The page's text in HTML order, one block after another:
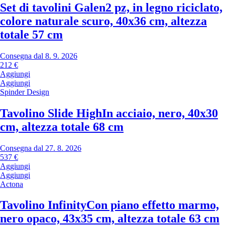
Set di tavolini Galen2 pz, in legno riciclato,
colore naturale scuro, 40x36 cm, altezza
totale 57 cm
Consegna dal 8. 9. 2026
212 €
Aggiungi
Aggiungi
Spinder Design
Tavolino Slide HighIn acciaio, nero, 40x30
cm, altezza totale 68 cm
Consegna dal 27. 8. 2026
537 €
Aggiungi
Aggiungi
Actona
Tavolino InfinityCon piano effetto marmo,
nero opaco, 43x35 cm, altezza totale 63 cm